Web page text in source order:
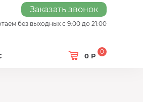
Заказать звонок
без выходных с 9:00 до 21:00
0 Р
0